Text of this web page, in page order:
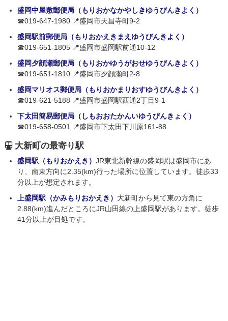
盛岡中屋敷郵便局（もりおかなかやしきゆうびんきよく）
☎019-647-1980 📍盛岡市天昌寺町9-2
盛岡駅前郵便局（もりおかえきまえゆうびんきよく）
☎019-651-1805 📍盛岡市盛岡駅前通10-12
盛岡夕顔瀬郵便局（もりおかゆうがおせゆうびんきよく）
☎019-651-1810 📍盛岡市夕顔瀬町2-8
盛岡マリオス郵便局（もりおかまりおすゆうびんきよく）
☎019-621-5188 📍盛岡市盛岡駅西通2丁目9-1
下太田簡易郵便局（しもおおたかんいゆうびんきょく）
☎019-658-0501 📍盛岡市下太田下川原161-88
大新町の最寄り駅
盛岡駅（もりおかえき） JR東北新幹線の盛岡駅は盛岡市にあ
り、南東方向に2.35(km)行った場所に位置しています。徒歩33
分以上が想定されます。
上盛岡駅（かみもりおかえき） 大新町から見て東の方角に
2.88(km)進んだところにJR山田線の上盛岡駅があります。徒歩
41分以上が目処です。